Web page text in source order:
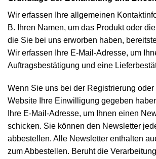
Wir erfassen Ihre allgemeinen
B. Ihren Namen, um das Produkt oder
die Sie bei uns erworben haben,
Wir erfassen Ihre E-Mail-Adresse, um
Auftragsbestätigung und eine
Wenn Sie uns bei der Registrierung oder
Website Ihre Einwilligung gegeben
Ihre E-Mail-Adresse, um Ihnen einen
schicken. Sie können den Newsletter
abbestellen. Alle Newsletter enthalten
zum Abbestellen. Beruht die Verarbeitung